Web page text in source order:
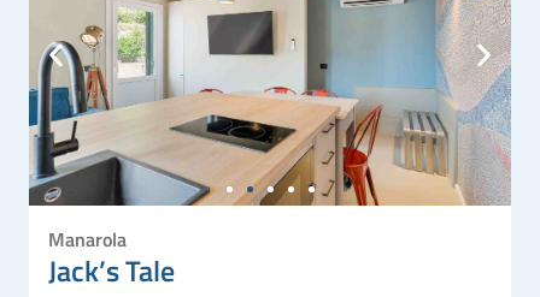
Manarola
Jack’s Tale